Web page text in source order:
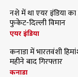
नशे में था एयर इंडिया
फुकेट-दिल्ली विमान
एयर इंडिया
कनाडा में भारतवंशी
महीने बाद गिरफ्तार
कनाडा